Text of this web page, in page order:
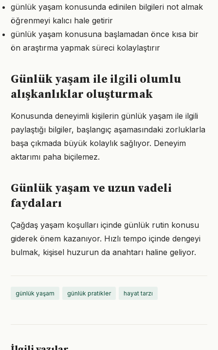
günlük yaşam konusunda edinilen bilgileri not almak
öğrenmeyi kalıcı hale getirir
günlük yaşam konusuna başlamadan önce kısa bir
ön araştırma yapmak süreci kolaylaştırır
Günlük yaşam ile ilgili olumlu
alışkanlıklar oluşturmak
Konusunda deneyimli kişilerin günlük yaşam ile ilgili
paylaştığı bilgiler, başlangıç aşamasındaki zorluklarla
başa çıkmada büyük kolaylık sağlıyor. Deneyim
aktarımı paha biçilemez.
Günlük yaşam ve uzun vadeli
faydaları
Çağdaş yaşam koşulları içinde günlük rutin konusu
giderek önem kazanıyor. Hızlı tempo içinde dengeyi
bulmak, kişisel huzurun da anahtarı haline geliyor.
günlük yaşam günlük pratikler hayat tarzı